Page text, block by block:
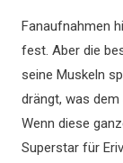
Fanaufnahmen
fest. Aber die
seine Muskeln
drängt, was
Wenn diese
Superstar für